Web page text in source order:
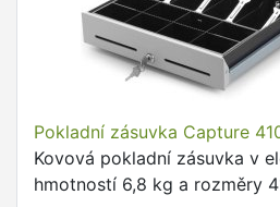
Pokladní zásuvka Capture
Kovová pokladní zásuvka v
hmotností 6,8 kg a rozměry